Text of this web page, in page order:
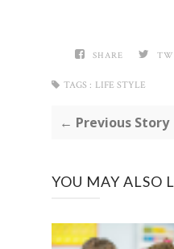
SHARE
TAGS : LIFE STYLE
← Previous Story
YOU MAY ALSO